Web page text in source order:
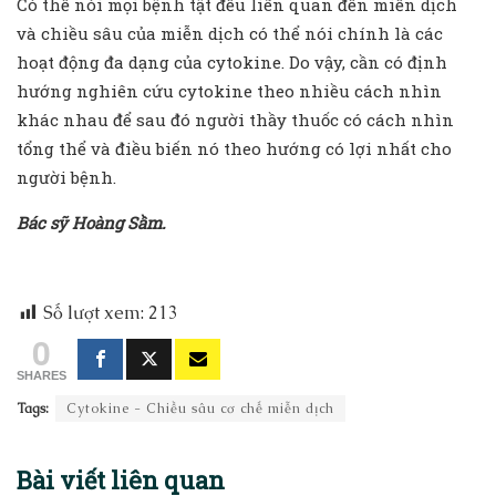
và chiều sâu của miễn dịch có thể nói chính là các
hoạt động đa dạng của cytokine. Do vậy, cần có định
hướng nghiên cứu cytokine theo nhiều cách nhìn
khác nhau để sau đó người thầy thuốc có cách nhìn
tổng thể và điều biến nó theo hướng có lợi nhất cho
người bệnh.
Bác sỹ Hoàng Sầm.
Số lượt xem: 213
0
SHARES
Tags: Cytokine - Chiều sâu cơ chế miễn dịch
Bài viếtliên quan